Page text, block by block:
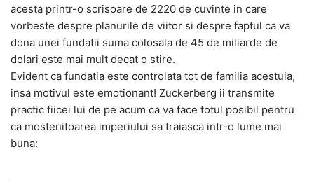
acesta printr-o scrisoare de 2220 de cuvinte in care
vorbeste despre planurile de viitor si despre faptul ca va
dona unei fundatii suma colosala de 45 de miliarde de
dolari este mai mult decat o stire.
Evident ca fundatia este controlata tot de familia acestuia,
insa motivul este emotionant! Zuckerberg ii transmite
practic fiicei lui de pe acum ca va face totul posibil pentru
ca mostenitoarea imperiului sa traiasca intr-o lume mai
buna: